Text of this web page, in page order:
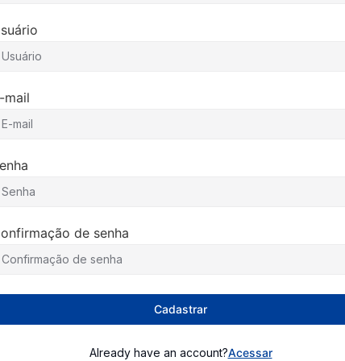
mail
de senha
Cadastrar
Already have an account?Acessar